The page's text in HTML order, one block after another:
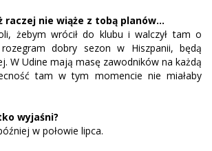
raczej nie wiąże z tobą planów...
żebym wrócił do klubu i walczył tam o
dobry sezon w Hiszpanii, będą
W Udine mają masę zawodników na każdą
tam w tym momencie nie miałaby
wyjaśni?
w połowie lipca.